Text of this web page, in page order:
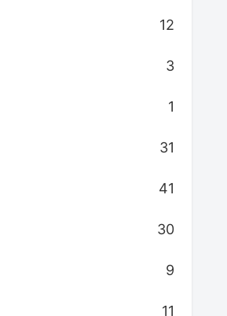
12
3
1
31
41
30
9
11